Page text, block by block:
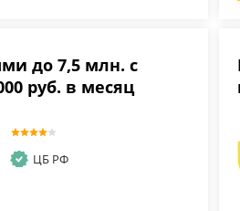
до 7,5 млн. с
руб. в месяц
ЦБ РФ